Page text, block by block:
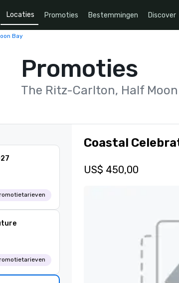
Locaties Promoties Bestemmingen Discover
Bay
Promoties
The Ritz-Carlton, Half
Coastal
US$ 450,00